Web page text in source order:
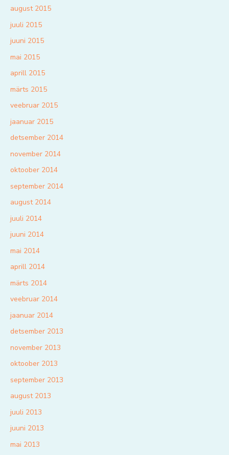
august 2015
juuli 2015
juuni 2015
mai 2015
aprill 2015
märts 2015
veebruar 2015
jaanuar 2015
detsember 2014
november 2014
oktoober 2014
september 2014
august 2014
juuli 2014
juuni 2014
mai 2014
aprill 2014
märts 2014
veebruar 2014
jaanuar 2014
detsember 2013
november 2013
oktoober 2013
september 2013
august 2013
juuli 2013
juuni 2013
mai 2013